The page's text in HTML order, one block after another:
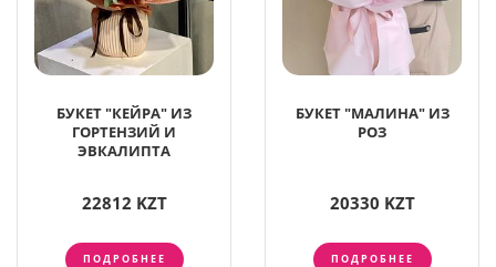
БУКЕТ "КЕЙРА" ИЗ
ГОРТЕНЗИЙ И
ЭВКАЛИПТА
22812 KZT
ПОДРОБНЕЕ
БУКЕТ "МАЛИНА" ИЗ
РОЗ
20330 KZT
ПОДРОБНЕЕ